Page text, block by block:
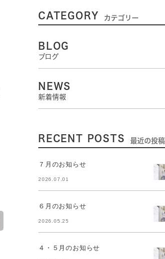
CATEGORY カテゴリー
BLOG
ブログ
NEWS
新着情報
RECENT POSTS 最近の投稿
７月のお知らせ
2026.07.01
６月のお知らせ
2026.05.25
４・５月のお知らせ